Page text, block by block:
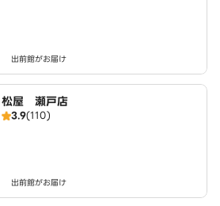
出前館がお届け
松屋 瀬戸店
3.9(110)
出前館がお届け